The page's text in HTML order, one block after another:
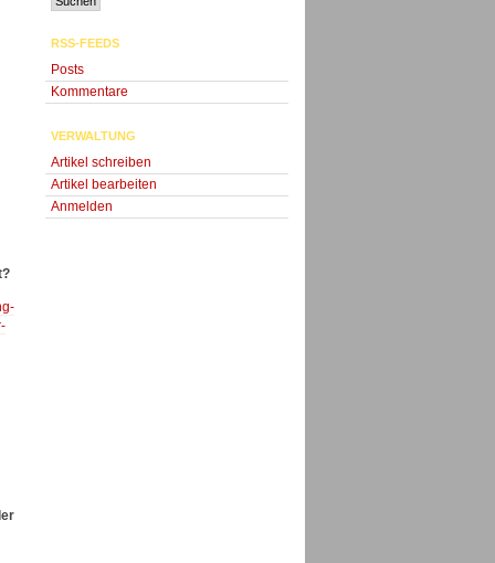
RSS-FEEDS
Posts
Kommentare
VERWALTUNG
Artikel schreiben
Artikel bearbeiten
Anmelden